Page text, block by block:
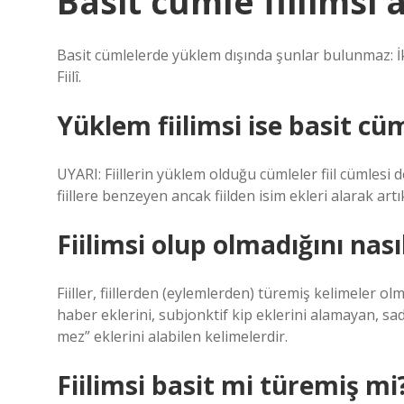
Basit cümlelerde yüklem dışında şunlar
Fiilî.
Yüklem fiilimsi ise basit
UYARI: Fiillerin yüklem olduğu cümleler fiil
fiillere benzeyen ancak fiilden isim ekleri alarak
Fiilimsi olup olmadığını
Fiiller, fiillerden (eylemlerden) türemiş kelimeler
haber eklerini, subjonktif kip eklerini alamayan,
mez” eklerini alabilen kelimelerdir.
Fiilimsi basit mi türemiş